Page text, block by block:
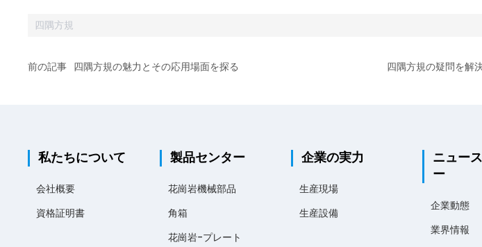
四隅方規
前の記事 四隅方規の魅力とその応用場面を探る 四隅方規の疑問を解
私たちについて
会社概要
資格証明書
製品センター
花崗岩機械部品
角箱
花崗岩-プレート
企業の実力
生産現場
生産設備
ニュー
ー
企業動態
業界情報